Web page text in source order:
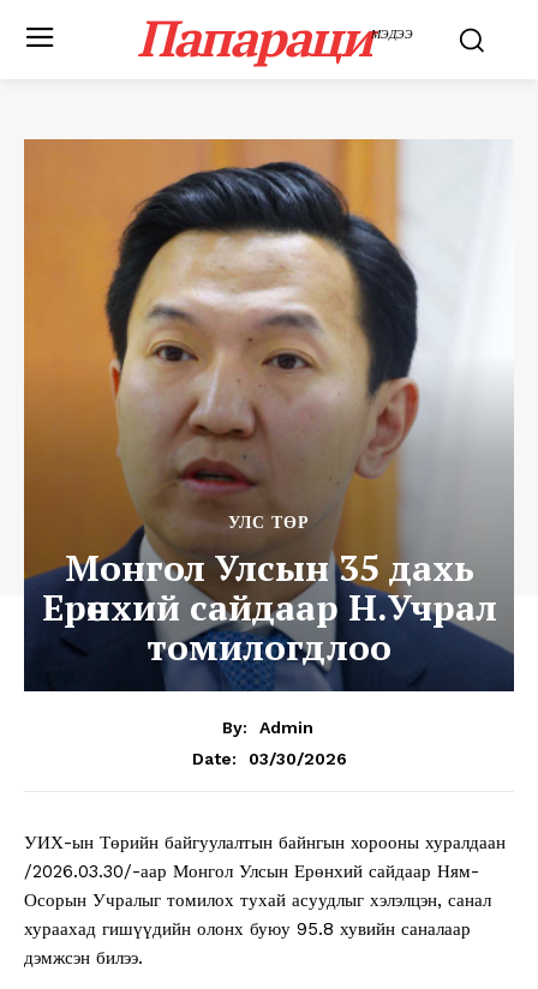
ПапарациМЭДЭЭ
УЛС ТӨР
Монгол Улсын 35 дахь
Ерөнхий сайдаар Н.Учрал
томилогдлоо
By:
Admin
Date:
03/30/2026
УИХ-ын Төрийн байгуулалтын байнгын хорооны хуралдаан
/2026.03.30/-аар Монгол Улсын Ерөнхий сайдаар Ням-
Осорын Учралыг томилох тухай асуудлыг хэлэлцэн, санал
хураахад гишүүдийн олонх буюу 95.8 хувийн саналаар
дэмжсэн билээ.